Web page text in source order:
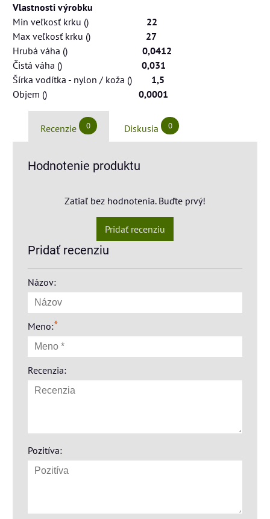
Vlastnosti výrobku
Min veľkosť krku ()
22
Max veľkosť krku () 27
Hrubá váha () 0,0412
Čistá váha () 0,031
Šírka vodítka - nylon / koža () 1,5
Objem () 0,0001
Recenzie 0 Diskusia 0
Hodnotenie produktu
Zatiaľ bez hodnotenia. Buďte prvý!
Pridať recenziu
Pridať recenziu
Názov:
Meno:*
Recenzia:
Pozitíva: